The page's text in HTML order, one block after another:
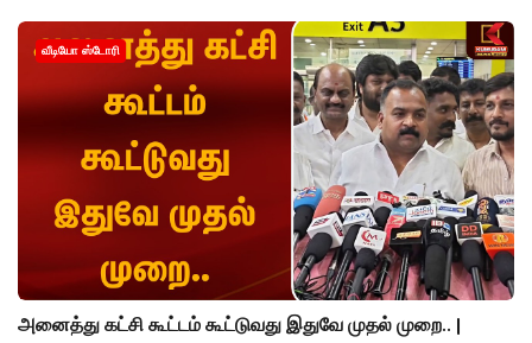
வீடியோ ஸ்டோரி
அனைத்து கட்சி கூட்டம் கூட்டுவது இதுவே முதல் முறை.. |